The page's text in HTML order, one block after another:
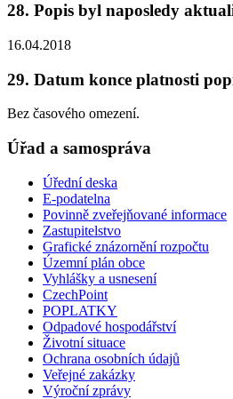
28. Popis byl naposledy
16.04.2018
29. Datum konce platnosti
Bez časového omezení.
Úřad a samospráva
Úřední deska
E-podatelna
Povinně zveřejňované informace
Zastupitelstvo
Grafické znázornění rozpočtu
Územní plán obce
Vyhlášky a usnesení
CzechPoint
POPLATKY
Odpadové hospodářství
Životní situace
Ochrana osobních údajů
Veřejné zakázky
Výroční zprávy